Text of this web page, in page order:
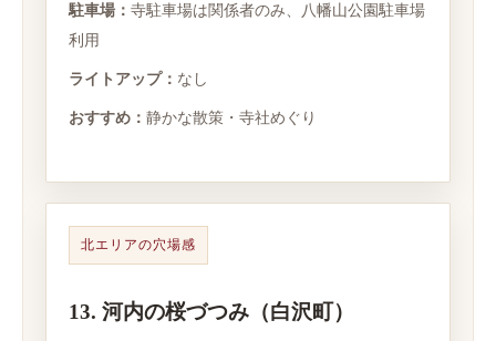
駐車場： 寺駐車場は関係者のみ、八幡山公園駐車場
利用
ライトアップ： なし
おすすめ： 静かな散策・寺社めぐり
北エリアの穴場感
13. 河内の桜づつみ（白沢町）